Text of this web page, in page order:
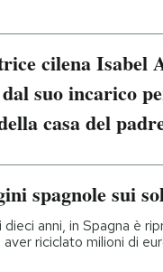
cilena Isabel
suo incarico
casa del
spagnole sui
anni, in Spagna è
aver riciclato milioni di